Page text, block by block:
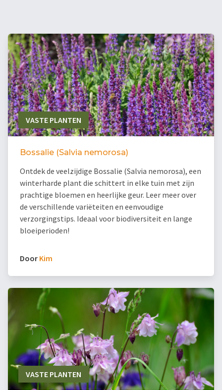
VASTE PLANTEN
Bossalie (Salvia nemorosa)
Ontdek de veelzijdige Bossalie (Salvia nemorosa), een
winterharde plant die schittert in elke tuin met zijn
prachtige bloemen en heerlijke geur. Leer meer over
de verschillende variëteiten en eenvoudige
verzorgingstips. Ideaal voor biodiversiteit en lange
bloeiperioden!
Door Kim
VASTE PLANTEN